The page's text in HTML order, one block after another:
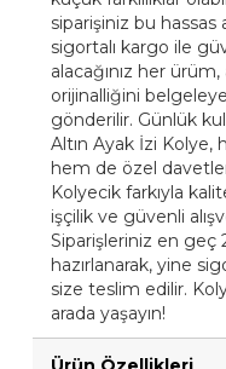
siparişiniz bu hassas
sigortalı kargo ile
alacağınız her
orijinalliğini
gönderilir. Günlük
Altın Ayak İzi Kolye,
hem de özel
Kolyecik farkıyla
işçilik ve güvenli
Siparişleriniz en geç
hazırlanarak, yine
size teslim edilir.
arada yaşayın!